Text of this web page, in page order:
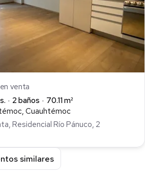
en venta
2 baños
70.11 m²
Cuauhtémoc
Residencial Río Pánuco, 2
similares